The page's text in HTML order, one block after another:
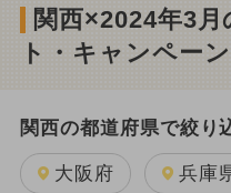
関西×2024年3
ト・キャンペーン
関西の都道府県で絞り
大阪府 兵庫